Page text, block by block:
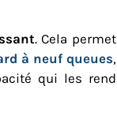
. Cela permet
à neuf queues,
qui les rend